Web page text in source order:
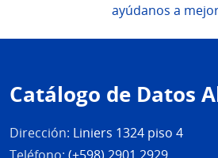
ayúdanos a
de
página
Catálogo de Datos
Dirección: Liniers 1324 piso 4